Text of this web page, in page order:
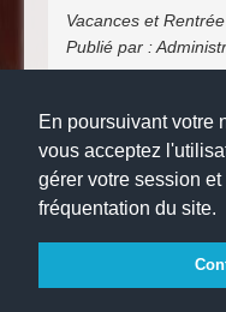
En poursuivant votre
vous acceptez
gérer votre session et
fréquentation du site.
Vacances et
Publié par :
Websco